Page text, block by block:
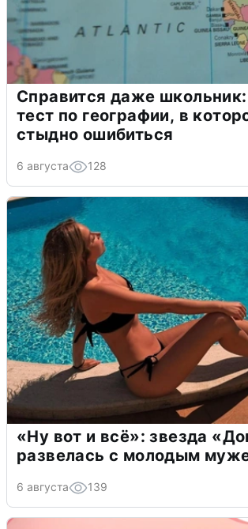
Справится даже
тест по географии, в
стыдно ошибиться
6 августа 128
«Ну вот и всё»: звезда
развелась с молодым
6 августа 139